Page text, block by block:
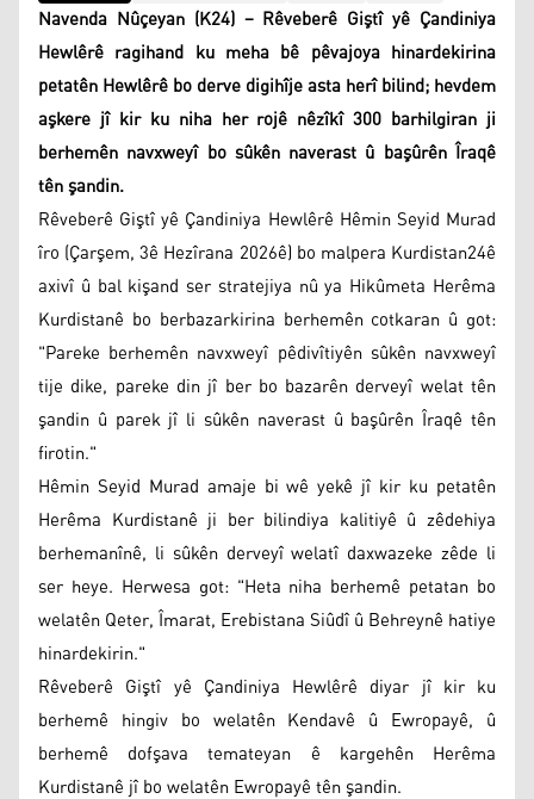
Navenda Nûçeyan (K24) – Rêveberê Giştî yê Çandiniya
Hewlêrê ragihand ku meha bê pêvajoya hinardekirina
petatên Hewlêrê bo derve digihîje asta herî bilind; hevdem
aşkere jî kir ku niha her rojê nêzîkî 300 barhilgiran ji
berhemên navxweyî bo sûkên naverast û başûrên Îraqê
tên şandin.
Rêveberê Giştî yê Çandiniya Hewlêrê Hêmin Seyid Murad
îro (Çarşem, 3ê Hezîrana 2026ê) bo malpera Kurdistan24ê
axivî û bal kişand ser stratejiya nû ya Hikûmeta Herêma
Kurdistanê bo berbazarkirina berhemên cotkaran û got:
"Pareke berhemên navxweyî pêdivîtiyên sûkên navxweyî
tije dike, pareke din jî ber bo bazarên derveyî welat tên
şandin û parek jî li sûkên naverast û başûrên Îraqê tên
firotin."
Hêmin Seyid Murad amaje bi wê yekê jî kir ku petatên
Herêma Kurdistanê ji ber bilindiya kalitiyê û zêdehiya
berhemanînê, li sûkên derveyî welatî daxwazeke zêde li
ser heye. Herwesa got: "Heta niha berhemê petatan bo
welatên Qeter, Îmarat, Erebistana Siûdî û Behreynê hatiye
hinardekirin."
Rêveberê Giştî yê Çandiniya Hewlêrê diyar jî kir ku
berhemê hingiv bo welatên Kendavê û Ewropayê, û
berhemê dofşava temateyan ê kargehên Herêma
Kurdistanê jî bo welatên Ewropayê tên şandin.